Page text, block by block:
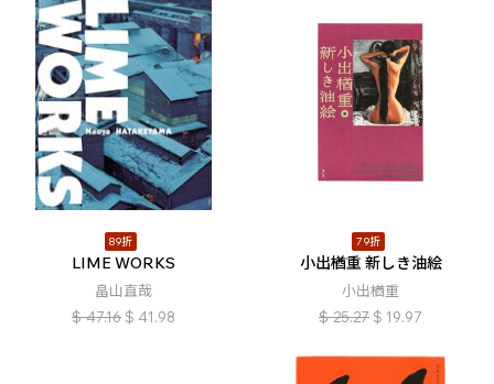
89折
LIME WORKS
畠山直哉
$ 47.16 $ 41.98
79折
小出楢󠄀重 新しき油絵
小出楢󠄀重
$ 25.27 $ 19.97